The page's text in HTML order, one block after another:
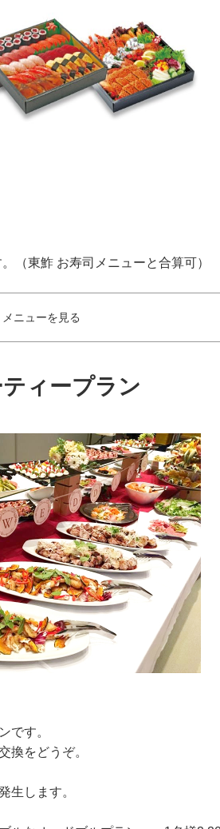
（東鮓 お寿司メニューと合算可）
メニューを見る
ィープラン
です。
換をどうぞ。
生します。